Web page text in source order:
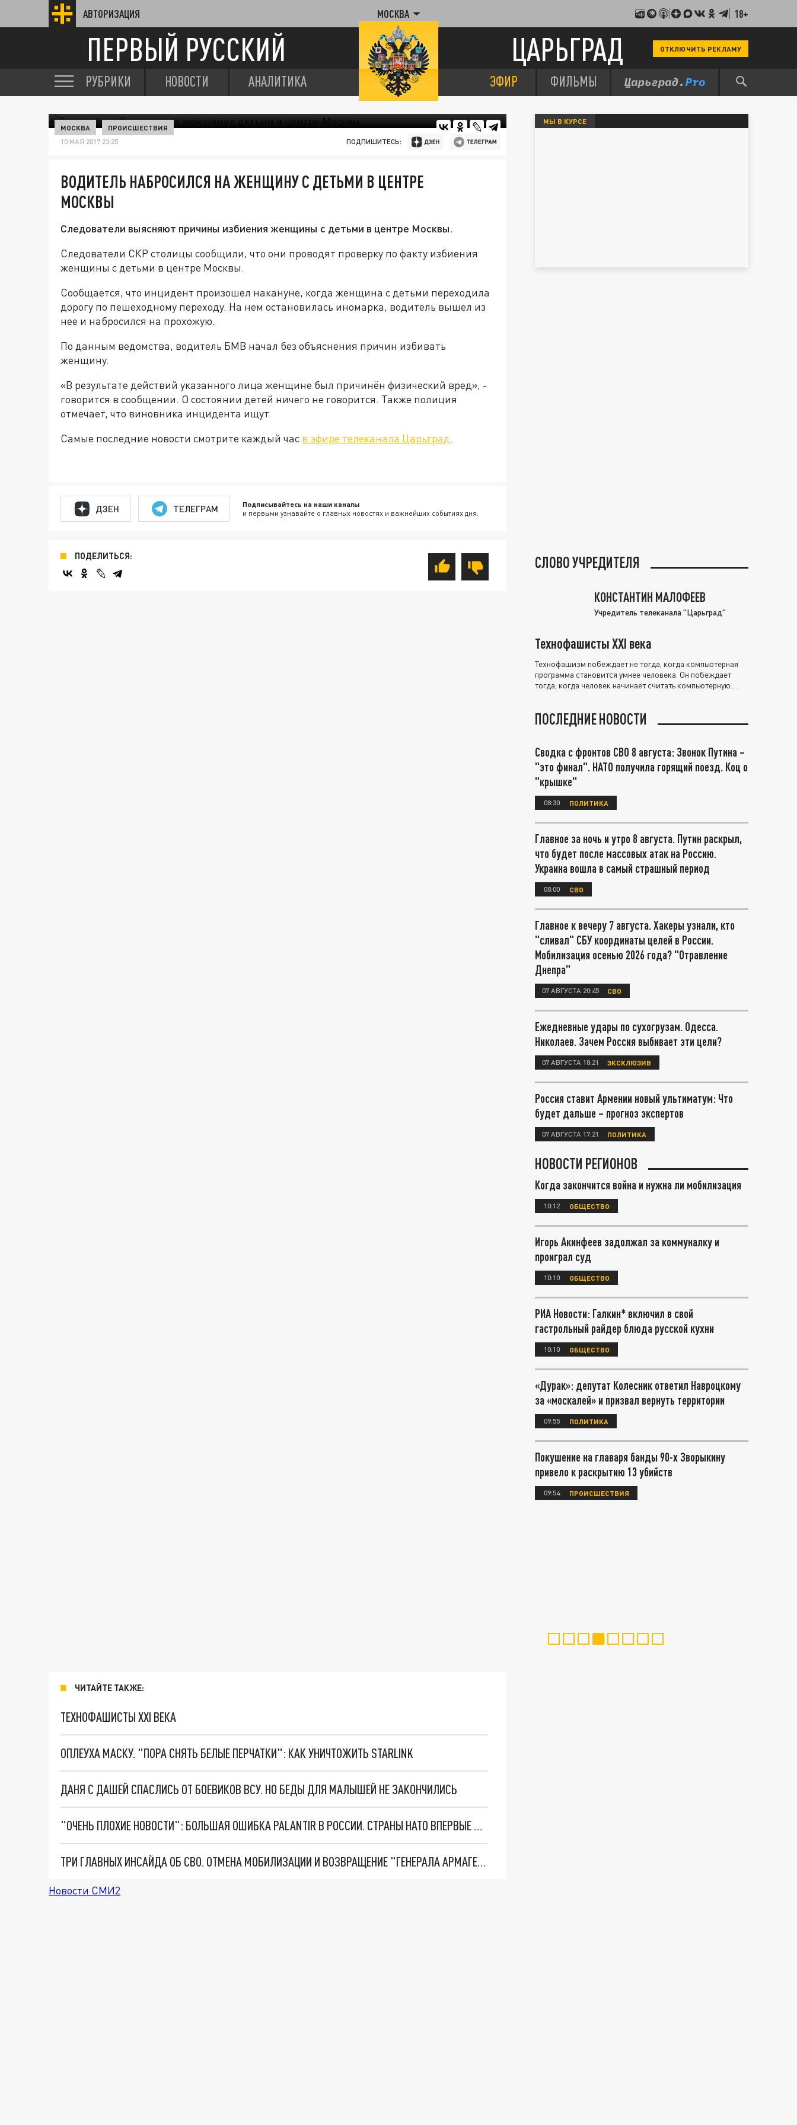
АВТОРИЗАЦИЯ МОСКВА 18+
ПЕРВЫЙ РУССКИЙ ЦАРЬГРАД ОТКЛЮЧИТЬ РЕКЛАМУ
РУБРИКИ НОВОСТИ АНАЛИТИКА ЭФИР ФИЛЬМЫ
МОСКВА ПРОИСШЕСТВИЯ
10 МАЯ 2017 23:25 ПОДПИШИТЕСЬ:
ВОДИТЕЛЬ НАБРОСИЛСЯ НА ЖЕНЩИНУ С ДЕТЬМИ В ЦЕНТРЕ
МОСКВЫ
Следователи выясняют причины избиения женщины с детьми в центре Москвы.
Следователи СКР столицы сообщили, что они проводят проверку по факту избиения
женщины с детьми в центре Москвы.
Сообщается, что инцидент произошел накануне, когда женщина с детьми переходила
дорогу по пешеходному переходу. На нем остановилась иномарка, водитель вышел из
нее и набросился на прохожую.
По данным ведомства, водитель БМВ начал без объяснения причин избивать
женщину.
«В результате действий указанного лица женщине был причинён физический вред», -
говорится в сообщении. О состоянии детей ничего не говорится. Также полиция
отмечает, что виновника инцидента ищут.
Самые последние новости смотрите каждый час в эфире телеканала Царьград.
ДЗЕН ТЕЛЕГРАМ Подписывайтесь на наши каналы
и первыми узнавайте о главных новостях и важнейших событиях дня.
ПОДЕЛИТЬСЯ:
ЧИТАЙТЕ ТАКЖЕ:
ТЕХНОФАШИСТЫ XXI ВЕКА
ОПЛЕУХА МАСКУ. "ПОРА СНЯТЬ БЕЛЫЕ ПЕРЧАТКИ": КАК УНИЧТОЖИТЬ STARLINK
ДАНЯ С ДАШЕЙ СПАСЛИСЬ ОТ БОЕВИКОВ ВСУ. НО БЕДЫ ДЛЯ МАЛЫШЕЙ НЕ ЗАКОНЧИЛИСЬ
"ОЧЕНЬ ПЛОХИЕ НОВОСТИ": БОЛЬШАЯ ОШИБКА PALANTIR В РОССИИ. СТРАНЫ НАТО ВПЕРВЫЕ ЗА СВО ОСТАНОВИЛИ ПОСТАВКИ ОРУЖИЯ. ВСУ ТЕРЯЮТ ПРИГРАНИЧЬЕ?
ТРИ ГЛАВНЫХ ИНСАЙДА ОБ СВО. ОТМЕНА МОБИЛИЗАЦИИ И ВОЗВРАЩЕНИЕ "ГЕНЕРАЛА АРМАГЕДДОНА"? ОТЛИЧНЫЕ НОВОСТИ, КОТОРЫЕ ЖДАЛИ ВСЕ
Новости СМИ2
МЫ В КУРСЕ
СЛОВО УЧРЕДИТЕЛЯ
КОНСТАНТИН МАЛОФЕЕВ
Учредитель телеканала "Царьград"
Технофашисты XXI века
Технофашизм побеждает не тогда, когда компьютерная
программа становится умнее человека. Он побеждает
тогда, когда человек начинает считать компьютерную
ПОСЛЕДНИЕ НОВОСТИ
Сводка с фронтов СВО 8 августа: Звонок Путина –
"это финал". НАТО получила горящий поезд. Коц о
"крышке"
08:30 ПОЛИТИКА
Главное за ночь и утро 8 августа. Путин раскрыл,
что будет после массовых атак на Россию.
Украина вошла в самый страшный период
08:00 СВО
Главное к вечеру 7 августа. Хакеры узнали, кто
"сливал" СБУ координаты целей в России.
Мобилизация осенью 2026 года? "Отравление
Днепра"
07 АВГУСТА 20:45 СВО
Ежедневные удары по сухогрузам. Одесса.
Николаев. Зачем Россия выбивает эти цели?
07 АВГУСТА 18:21 ЭКСКЛЮЗИВ
Россия ставит Армении новый ультиматум: Что
будет дальше – прогноз экспертов
07 АВГУСТА 17:21 ПОЛИТИКА
НОВОСТИ РЕГИОНОВ
Когда закончится война и нужна ли мобилизация
10:12 ОБЩЕСТВО
Игорь Акинфеев задолжал за коммуналку и
проиграл суд
10:10 ОБЩЕСТВО
РИА Новости: Галкин* включил в свой
гастрольный райдер блюда русской кухни
10:10 ОБЩЕСТВО
«Дурак»: депутат Колесник ответил Навроцкому
за «москалей» и призвал вернуть территории
09:55 ПОЛИТИКА
Покушение на главаря банды 90-х Зворыкину
привело к раскрытию 13 убийств
09:54 ПРОИСШЕСТВИЯ